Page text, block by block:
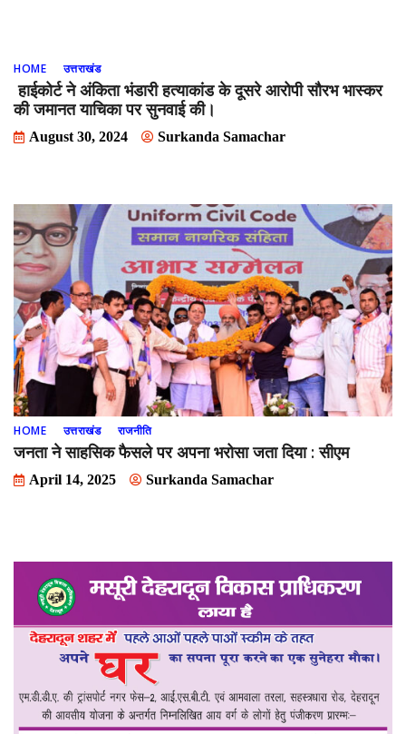
HOME उत्तराखंड
हाईकोर्ट ने अंकिता भंडारी हत्याकांड के दूसरे आरोपी सौरभ भास्कर
की जमानत याचिका पर सुनवाई की।
August 30, 2024 Surkanda Samachar
HOME उत्तराखंड राजनीति
जनता ने साहसिक फैसले पर अपना भरोसा जता दिया : सीएम
April 14, 2025 Surkanda Samachar